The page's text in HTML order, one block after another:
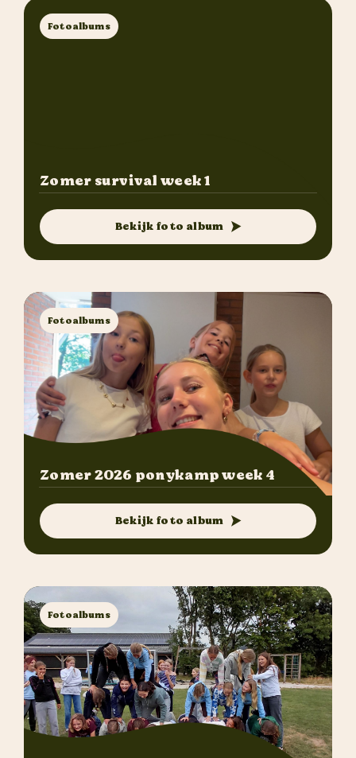
Fotoalbums
Zomer survival week 1
Bekijk foto album
Fotoalbums
Zomer 2026 ponykamp week 4
Bekijk foto album
Fotoalbums